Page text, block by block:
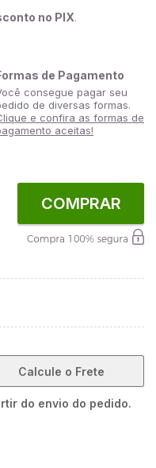
no PIX.
de Pagamento
consegue pagar seu
de diversas formas.
e confira as formas de
aceitas!
COMPRAR
Calcule o Frete
do envio do pedido.